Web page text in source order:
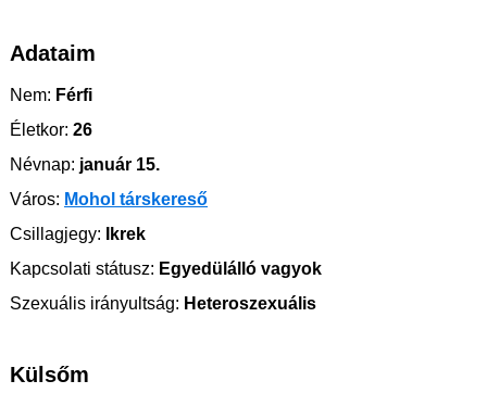
Adataim
Nem: Férfi
Életkor: 26
Névnap: január 15.
Város: Mohol társkereső
Csillagjegy: Ikrek
Kapcsolati státusz: Egyedülálló vagyok
Szexuális irányultság: Heteroszexuális
Külsőm